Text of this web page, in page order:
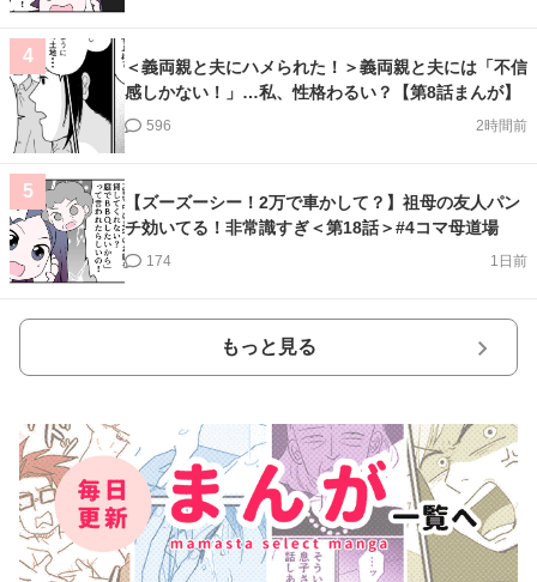
4
＜義両親と夫にハメられた！＞義両親と夫には「不信
感しかない！」…私、性格わるい？【第8話まんが】
2時間前
596
5
【ズーズーシー！2万で車かして？】祖母の友人パン
チ効いてる！非常識すぎ＜第18話＞#4コマ母道場
1日前
174
もっと見る